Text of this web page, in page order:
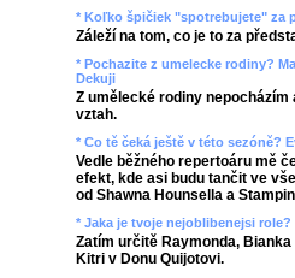
* Koľko špičiek "spotrebujete" za
Záleží na tom, co je to za
* Pochazite z umelecke rodiny?
Dekuji
Z umělecké rodiny
vztah.
* Co tě čeká ještě v této sezóně?
Vedle běžného repertoáru mě
efekt, kde asi budu tančit ve
od Shawna Hounsella a
* Jaka je tvoje nejoblibenejsi role?
Zatím určitě Raymonda,
Kitri v Donu Quijotovi.